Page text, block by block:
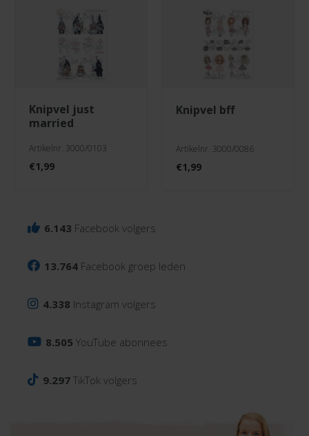
knipvel just
married
Artikelnr. 3000/0103
€1,99
knipvel bff
Artikelnr. 3000/0086
€1,99
6.143 Facebook volgers
13.764 Facebook groep leden
4.338 Instagram volgers
8.505 YouTube abonnees
9.297 TikTok volgers